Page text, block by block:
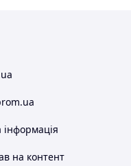
інформація
на контент